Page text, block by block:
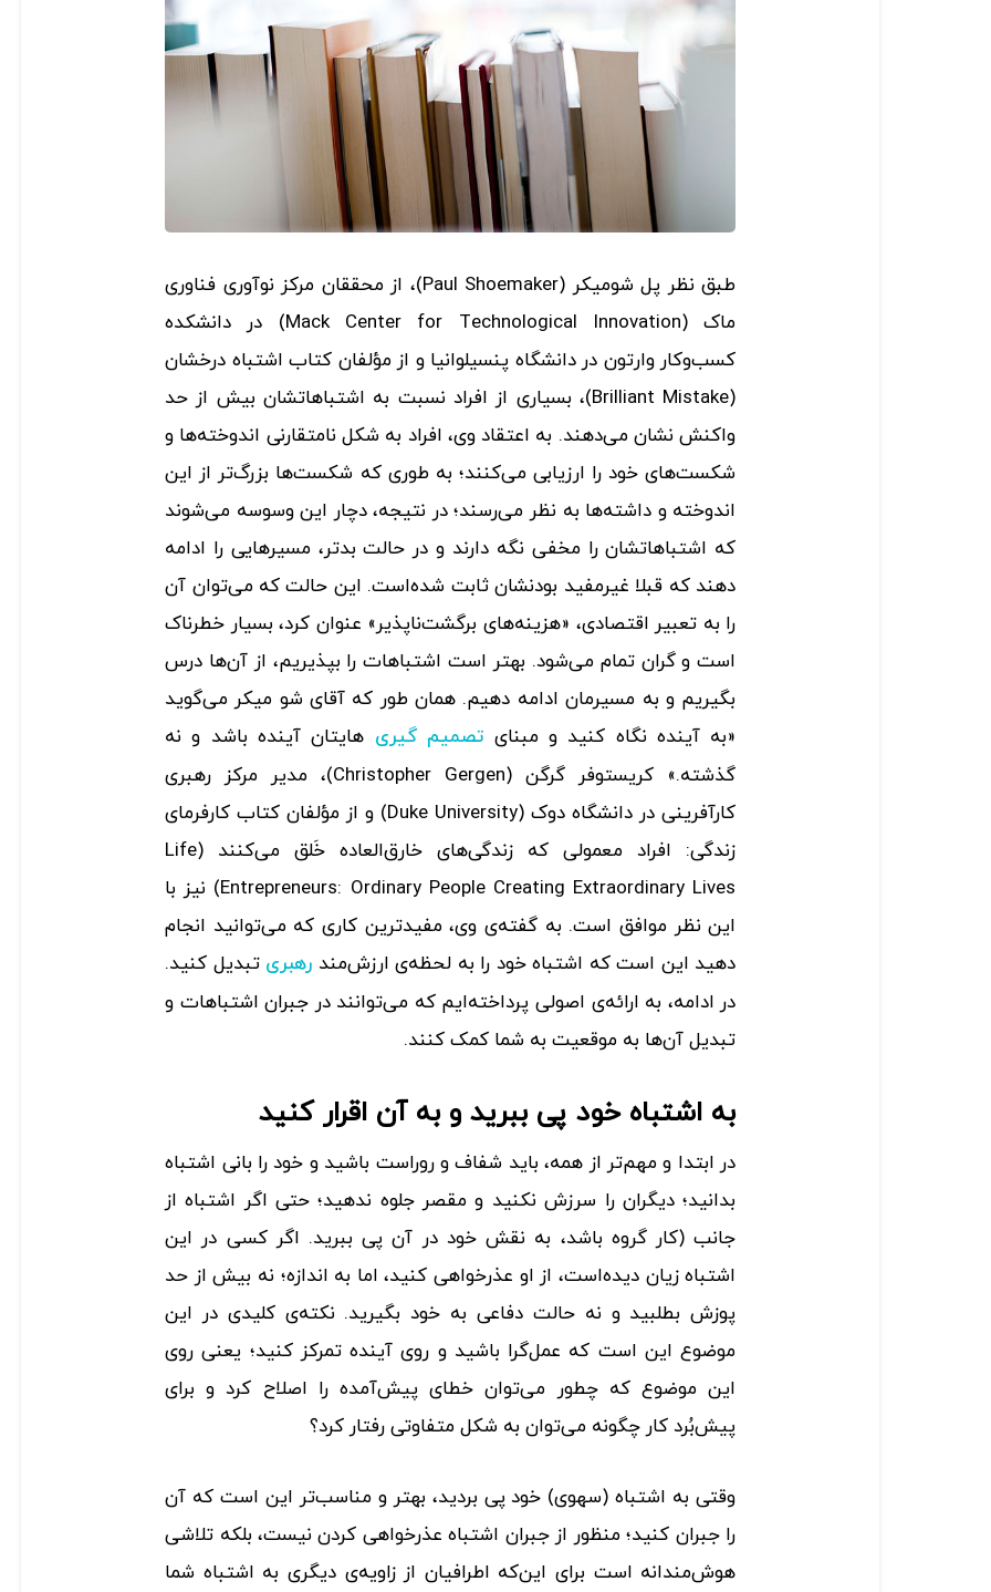
طبق نظر پل شومیکر (Paul Shoemaker)، از محققان مرکز نوآوری فناوری
ماک (Mack Center for Technological Innovation) در دانشکده
کسب‌وکار وارتون در دانشگاه پنسیلوانیا و از مؤلفان کتاب اشتباه درخشان
(Brilliant Mistake)، بسیاری از افراد نسبت به اشتباهاتشان بیش از حد
واکنش نشان می‌­دهند. به اعتقاد وی، افراد به شکل نامتقارنی اندوخته‌ها و
شکست‌های خود را ارزیابی می‌کنند؛ به طوری­ که شکست‌ها بزرگ‌تر از این
اندوخته و داشته‌ها به نظر می­‌رسند؛ در نتیجه، دچار این وسوسه می‌شوند
که اشتباهاتشان را مخفی نگه دارند و در حالت بدتر، مسیرهایی را ادامه
دهند که قبلا غیرمفید بودنشان ثابت شده‌است. این حالت که می‌توان آن
را به تعبیر اقتصادی، «هزینه‌های برگشت‌ناپذیر» عنوان کرد، بسیار خطرناک
است و گران تمام می‌شود. بهتر است اشتباهات را بپذیریم، از آن‌ها درس
بگیریم و به مسیرمان ادامه دهیم. همان طور که آقای شو میکر می­‌گوید
«به آینده نگاه کنید و مبنای تصمیم ‌گیری هایتان آینده باشد و نه
گذشته.» کریستوفر گرگن (Christopher Gergen)، مدیر مرکز رهبری
کارآفرینی در دانشگاه دوک (Duke University) و از مؤلفان کتاب کارفرمای
زندگی: افراد معمولی که زندگی‌های خارق‌العاده خَلق می‌کنند (Life
Entrepreneurs: Ordinary People Creating Extraordinary Lives) نیز با
این نظر موافق است. به گفته‌ی وی، مفیدترین کاری که می‌توانید انجام
دهید این است که اشتباه خود را به لحظه‌ی ارزش‌مند رهبری تبدیل کنید.
در ادامه، به ارائه‌ی اصولی پرداخته‌ایم که می‌توانند در جبران اشتباهات و
تبدیل آن‌ها به موقعیت به شما کمک کنند.
به اشتباه خود پی ببرید و به آن اقرار کنید
در ابتدا و مهم‌تر از همه، باید شفاف و روراست باشید و خود را بانی اشتباه
بدانید؛ دیگران را سرزش نکنید و مقصر جلوه ندهید؛ حتی اگر اشتباه از
جانب (کار گروه باشد، به نقش خود در آن پی ببرید. اگر کسی در این
اشتباه زیان دیده‌است، از او عذرخواهی کنید، اما به اندازه؛ نه بیش از حد
پوزش بطلبید و نه حالت دفاعی به خود بگیرید. نکته‌ی کلیدی در این
موضوع این است که عمل‌گرا باشید و روی آینده تمرکز کنید؛ یعنی روی
این موضوع ‌که چطور می‌توان خطای پیش‌آمده را اصلاح کرد و برای
پیش‌بُرد کار چگونه می‌توان به شکل متفاوتی رفتار کرد؟
وقتی به اشتباه (سهوی) خود پی بردید، بهتر و مناسب‌­تر این است که آن
را جبران کنید؛ منظور از جبران اشتباه عذرخواهی کردن نیست، بلکه تلاشی
هوش‌مندانه است برای این‌که اطرافیان از زاویه‌ی دیگری به اشتباه شما